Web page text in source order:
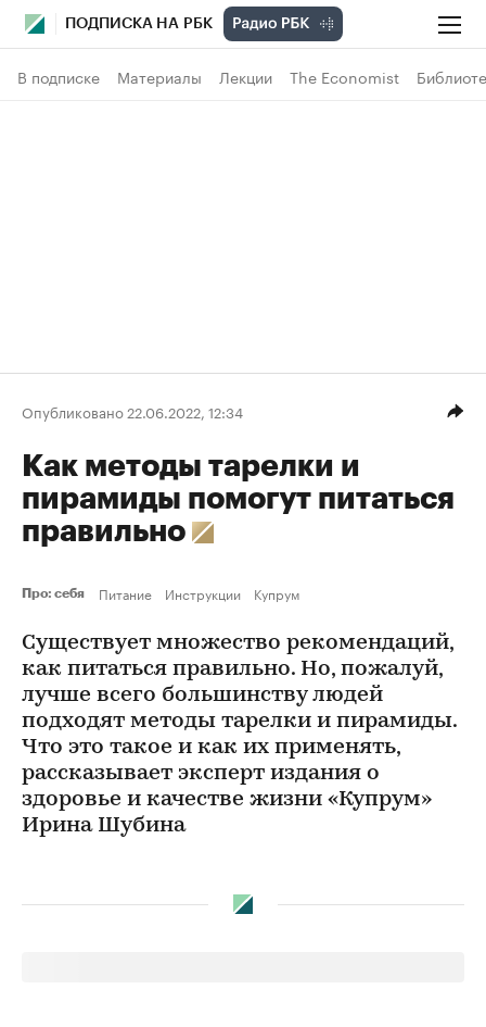
ПОДПИСКА НА РБК
В подписке Материалы Лекции The Economist
Опубликовано 22.06.2022, 12:34
Как методы тарелки и
пирамиды помогут питаться
правильно
Про: себя Питание Инструкции Купрум
Существует множество рекомендаций,
как питаться правильно. Но, пожалуй,
лучше всего большинству людей
подходят методы тарелки и пирамиды.
Что это такое и как их применять,
рассказывает эксперт издания о
здоровье и качестве жизни «Купрум»
Ирина Шубина